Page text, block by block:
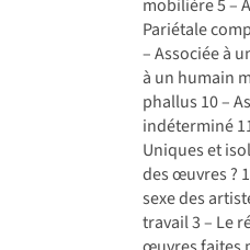
mobilière 5 –
Pariétale
– Associée à
à un humain
phallus 10 –
indéterminé
Uniques et
des œuvres ?
sexe des
travail 3 – Le